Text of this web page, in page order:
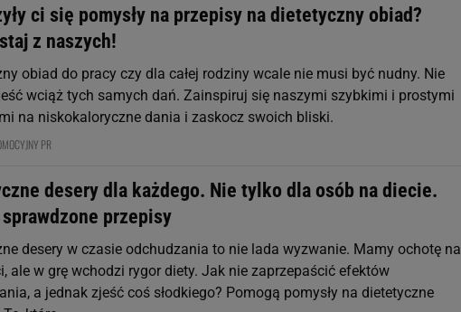
ci się pomysły na przepisy na dietetyczny obiad?
z naszych!
obiad do pracy czy dla całej rodziny wcale nie musi być nudny. Nie
wciąż tych samych dań. Zainspiruj się naszymi szybkimi i prostymi
na niskokaloryczne dania i zaskocz swoich bliski.
PR
desery dla każdego. Nie tylko dla osób na diecie.
przepisy
desery w czasie odchudzania to nie lada wyzwanie. Mamy ochotę na
ale w grę wchodzi rygor diety. Jak nie zaprzepaścić efektów
a jednak zjeść coś słodkiego? Pomogą pomysły na dietetyczne